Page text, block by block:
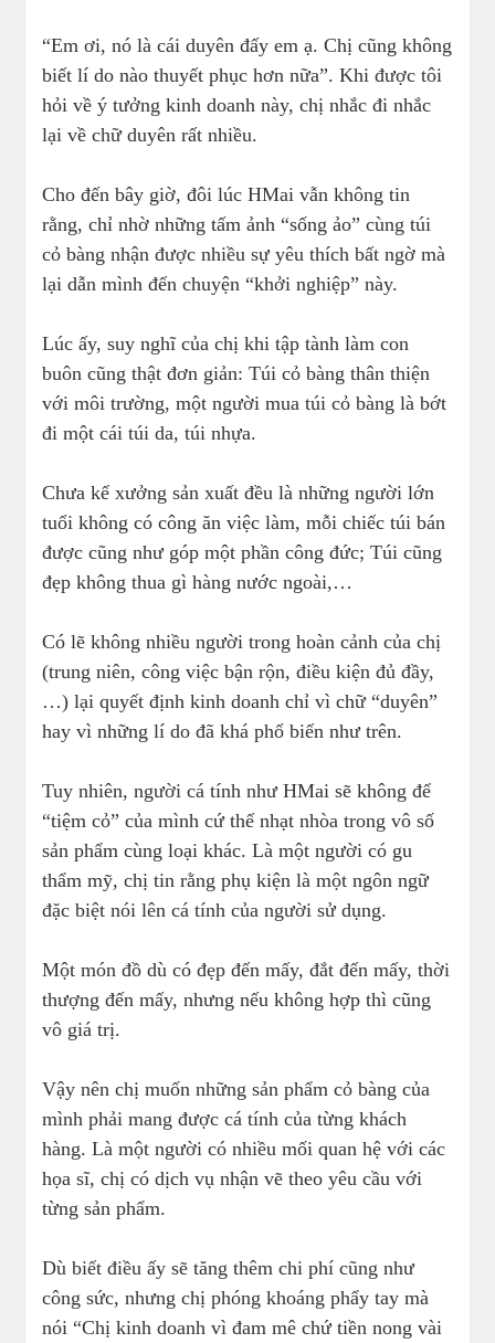
“Em ơi, nó là cái duyên đấy em ạ. Chị cũng không
biết lí do nào thuyết phục hơn nữa”. Khi được tôi
hỏi về ý tưởng kinh doanh này, chị nhắc đi nhắc
lại về chữ duyên rất nhiều.
Cho đến bây giờ, đôi lúc HMai vẫn không tin
rằng, chỉ nhờ những tấm ảnh “sống ảo” cùng túi
cỏ bàng nhận được nhiều sự yêu thích bất ngờ mà
lại dẫn mình đến chuyện “khởi nghiệp” này.
Lúc ấy, suy nghĩ của chị khi tập tành làm con
buôn cũng thật đơn giản: Túi cỏ bàng thân thiện
với môi trường, một người mua túi cỏ bàng là bớt
đi một cái túi da, túi nhựa.
Chưa kể xưởng sản xuất đều là những người lớn
tuổi không có công ăn việc làm, mỗi chiếc túi bán
được cũng như góp một phần công đức; Túi cũng
đẹp không thua gì hàng nước ngoài,…
Có lẽ không nhiều người trong hoàn cảnh của chị
(trung niên, công việc bận rộn, điều kiện đủ đầy,
…) lại quyết định kinh doanh chỉ vì chữ “duyên”
hay vì những lí do đã khá phổ biến như trên.
Tuy nhiên, người cá tính như HMai sẽ không để
“tiệm cỏ” của mình cứ thế nhạt nhòa trong vô số
sản phẩm cùng loại khác. Là một người có gu
thẩm mỹ, chị tin rằng phụ kiện là một ngôn ngữ
đặc biệt nói lên cá tính của người sử dụng.
Một món đồ dù có đẹp đến mấy, đắt đến mấy, thời
thượng đến mấy, nhưng nếu không hợp thì cũng
vô giá trị.
Vậy nên chị muốn những sản phẩm cỏ bàng của
mình phải mang được cá tính của từng khách
hàng. Là một người có nhiều mối quan hệ với các
họa sĩ, chị có dịch vụ nhận vẽ theo yêu cầu với
từng sản phẩm.
Dù biết điều ấy sẽ tăng thêm chi phí cũng như
công sức, nhưng chị phóng khoáng phẩy tay mà
nói “Chị kinh doanh vì đam mê chứ tiền nong vài